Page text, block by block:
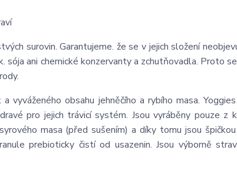
surovin. Garantujeme. že se v jejich složení
ani chemické konzervanty a zchutňovadla. Proto
vyváženého obsahu jehněčího a rybího masa.
pro jejich trávicí systém. Jsou vyráběny pouze z
masa (před sušením) a díky tomu jsou
prebioticky čistí od usazenin. Jsou výborně